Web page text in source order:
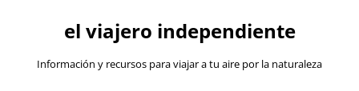
el viajero independiente
Información y recursos para viajar a tu aire por la naturaleza